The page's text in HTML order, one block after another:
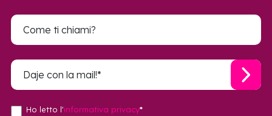
Ho letto l'informativa privacy*